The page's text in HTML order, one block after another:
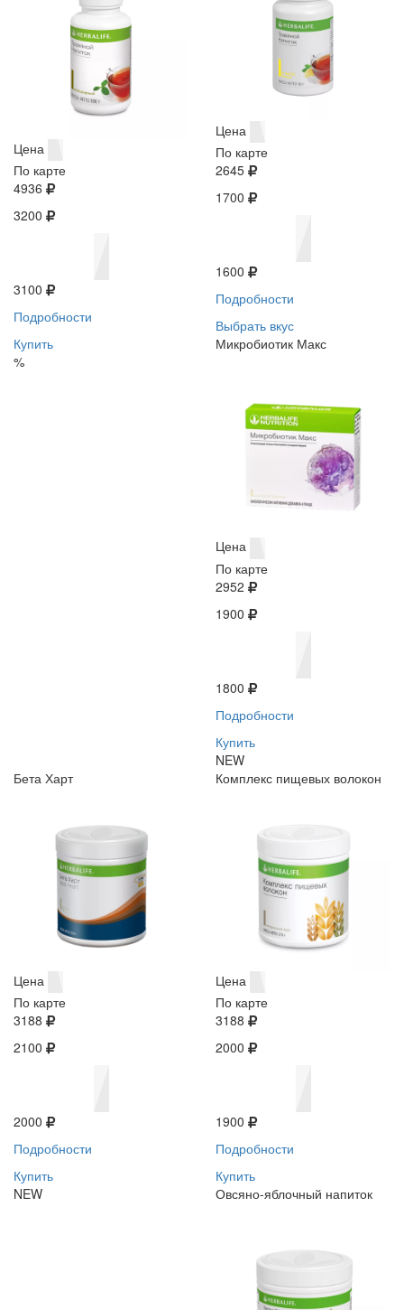
Цена
По карте
4936
3200
3100
Подробности
Купить
%
Цена
По карте
2645
1700
1600
Подробности
Выбрать вкус
Микробиотик Макс
Цена
По карте
2952
1900
1800
Подробности
Купить
NEW
Бета Харт
Цена
По карте
3188
2100
2000
Подробности
Купить
NEW
Комплекс пищевых волокон
Цена
По карте
3188
2000
1900
Подробности
Купить
Овсяно-яблочный напиток